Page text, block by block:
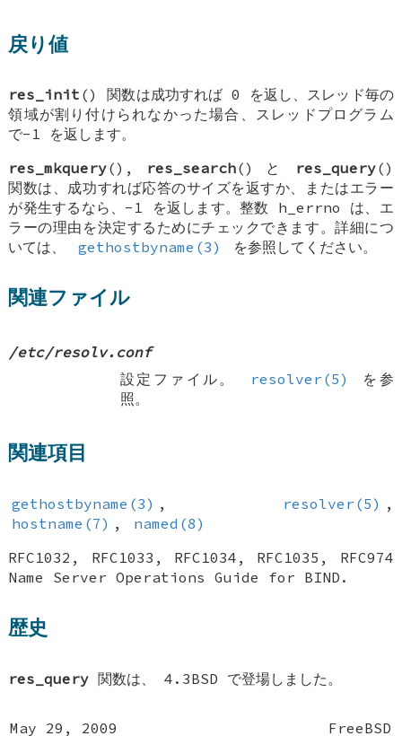
戻り値
res_init () 関数は成功すれば 0 を返し、スレッド毎の
領域が割り付けられなかった場合、スレッドプログラム
で-1 を返します。
res_mkquery(), res_search() と res_query()
関数は、成功すれば応答のサイズを返すか、またはエラー
が発生するなら、-1 を返します。整数 h_errno は、エ
ラーの理由を決定するためにチェックできます。詳細につ
いては、
gethostbyname(3) を参照してください。
関連ファイル
/etc/resolv.conf
設定ファイル。
resolver(5)
を参
照。
関連項目
gethostbyname(3) , resolver(5) ,
hostname(7) ,
named(8)
RFC1032,
RFC1033, RFC1034, RFC1035,
RFC974
Name Server Operations Guide for BIND .
歴史
res_query 関数は、4.3BSD で登場しました。
May 29, 2009 FreeBSD